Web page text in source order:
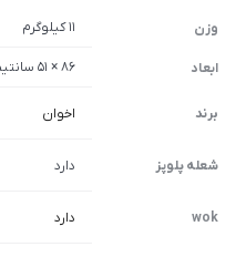
وزن 11 کیلوگرم
ابعاد 86 × 51 سانتیمتر
برند اخوان
شعله پلوپز دارد
wok دارد